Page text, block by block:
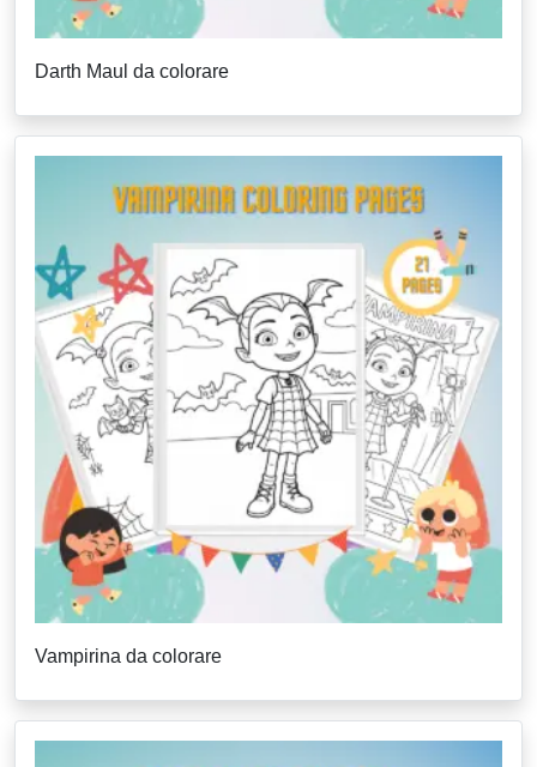
Darth Maul da colorare
Vampirina da colorare